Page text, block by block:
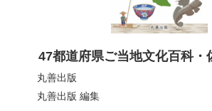
47都道府県ご当地文化百科・
丸善出版
丸善出版 編集